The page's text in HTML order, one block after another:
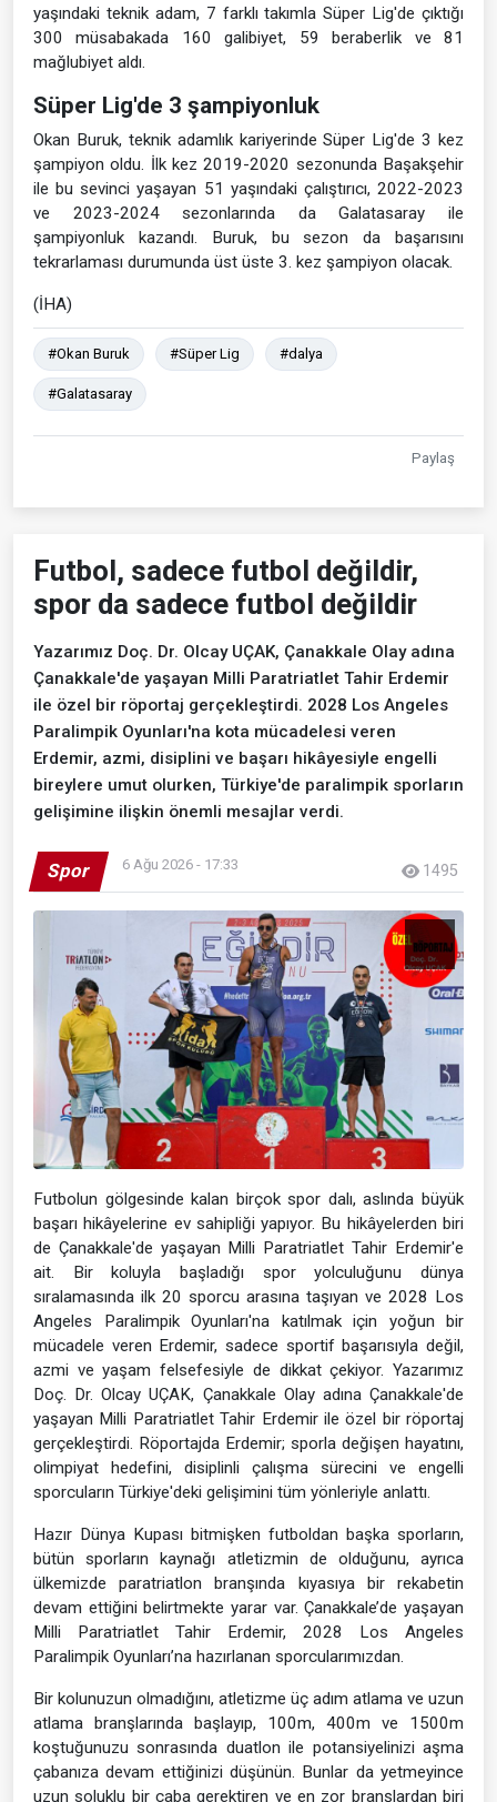
yaşındaki teknik adam, 7 farklı takımla Süper Lig'de çıktığı
300 müsabakada 160 galibiyet, 59 beraberlik ve 81
mağlubiyet aldı.
Süper Lig'de 3 şampiyonluk
Okan Buruk, teknik adamlık kariyerinde Süper Lig'de 3 kez
şampiyon oldu. İlk kez 2019-2020 sezonunda Başakşehir
ile bu sevinci yaşayan 51 yaşındaki çalıştırıcı, 2022-2023
ve 2023-2024 sezonlarında da Galatasaray ile
şampiyonluk kazandı. Buruk, bu sezon da başarısını
tekrarlaması durumunda üst üste 3. kez şampiyon olacak.
(İHA)
#Okan Buruk #Süper Lig #dalya
#Galatasaray
Paylaş
Futbol, sadece futbol değildir,
spor da sadece futbol değildir
Yazarımız Doç. Dr. Olcay UÇAK, Çanakkale Olay adına
Çanakkale'de yaşayan Milli Paratriatlet Tahir Erdemir
ile özel bir röportaj gerçekleştirdi. 2028 Los Angeles
Paralimpik Oyunları'na kota mücadelesi veren
Erdemir, azmi, disiplini ve başarı hikâyesiyle engelli
bireylere umut olurken, Türkiye'de paralimpik sporların
gelişimine ilişkin önemli mesajlar verdi.
Spor 6 Ağu 2026 - 17:33 1495
Futbolun gölgesinde kalan birçok spor dalı, aslında büyük
başarı hikâyelerine ev sahipliği yapıyor. Bu hikâyelerden biri
de Çanakkale'de yaşayan Milli Paratriatlet Tahir Erdemir'e
ait. Bir koluyla başladığı spor yolculuğunu dünya
sıralamasında ilk 20 sporcu arasına taşıyan ve 2028 Los
Angeles Paralimpik Oyunları'na katılmak için yoğun bir
mücadele veren Erdemir, sadece sportif başarısıyla değil,
azmi ve yaşam felsefesiyle de dikkat çekiyor. Yazarımız
Doç. Dr. Olcay UÇAK, Çanakkale Olay adına Çanakkale'de
yaşayan Milli Paratriatlet Tahir Erdemir ile özel bir röportaj
gerçekleştirdi. Röportajda Erdemir; sporla değişen hayatını,
olimpiyat hedefini, disiplinli çalışma sürecini ve engelli
sporcuların Türkiye'deki gelişimini tüm yönleriyle anlattı.
Hazır Dünya Kupası bitmişken futboldan başka sporların,
bütün sporların kaynağı atletizmin de olduğunu, ayrıca
ülkemizde paratriatlon branşında kıyasıya bir rekabetin
devam ettiğini belirtmekte yarar var. Çanakkale’de yaşayan
Milli Paratriatlet Tahir Erdemir, 2028 Los Angeles
Paralimpik Oyunları’na hazırlanan sporcularımızdan.
Bir kolunuzun olmadığını, atletizme üç adım atlama ve uzun
atlama branşlarında başlayıp, 100m, 400m ve 1500m
koştuğunuzu sonrasında duatlon ile potansiyelinizi aşma
çabanıza devam ettiğinizi düşünün. Bunlar da yetmeyince
uzun soluklu bir çaba gerektiren ve en zor branşlardan biri